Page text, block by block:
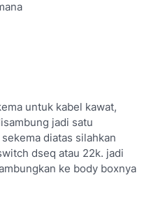
untuk kabel kawat,
jadi satu
diatas silahkan
dseq atau 22k. jadi
ke body boxnya